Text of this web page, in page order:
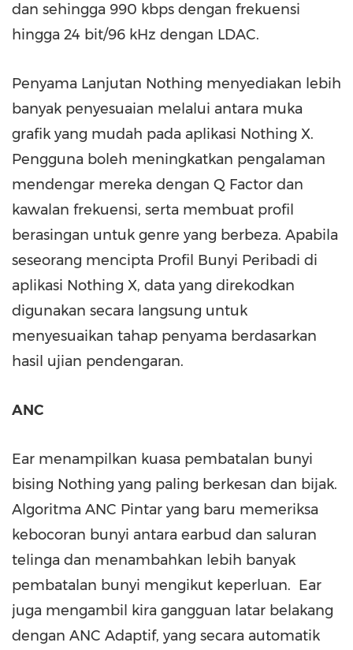
dan sehingga 990 kbps dengan frekuensi
hingga 24 bit/96 kHz dengan LDAC.
Penyama Lanjutan Nothing menyediakan lebih
banyak penyesuaian melalui antara muka
grafik yang mudah pada aplikasi Nothing X.
Pengguna boleh meningkatkan pengalaman
mendengar mereka dengan Q Factor dan
kawalan frekuensi, serta membuat profil
berasingan untuk genre yang berbeza. Apabila
seseorang mencipta Profil Bunyi Peribadi di
aplikasi Nothing X, data yang direkodkan
digunakan secara langsung untuk
menyesuaikan tahap penyama berdasarkan
hasil ujian pendengaran.
ANC
Ear menampilkan kuasa pembatalan bunyi
bising Nothing yang paling berkesan dan bijak.
Algoritma ANC Pintar yang baru memeriksa
kebocoran bunyi antara earbud dan saluran
telinga dan menambahkan lebih banyak
pembatalan bunyi mengikut keperluan. Ear
juga mengambil kira gangguan latar belakang
dengan ANC Adaptif, yang secara automatik